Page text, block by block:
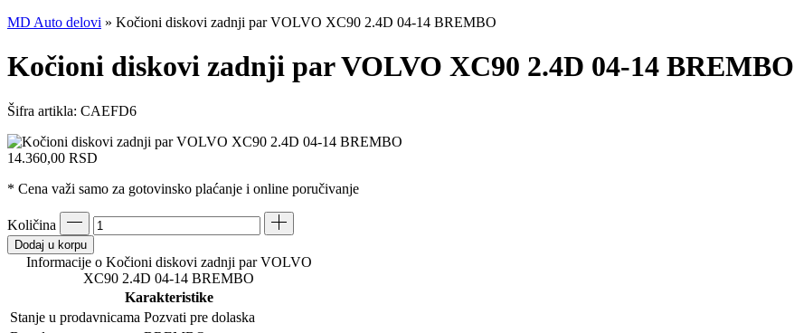
MD Auto delovi » Kočioni diskovi zadnji par VOLVO XC90 2.4D 04-14 BREMBO
Kočioni diskovi zadnji par VOLVO XC90 2.4D 04-14 BREMBO
Šifra artikla: CAEFD6
14.360,00 RSD
* Cena važi samo za gotovinsko plaćanje i online poručivanje
Količina
Dodaj u korpu
Informacije o Kočioni diskovi zadnji par VOLVO
XC90 2.4D 04-14 BREMBO
Karakteristike
Stanje u prodavnicama Pozvati pre dolaska